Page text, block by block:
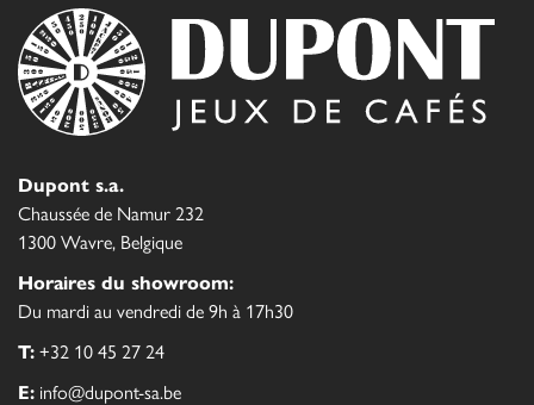
Dupont s.a.
Chaussée de Namur 232
1300 Wavre, Belgique
Horaires du showroom:
Du mardi au vendredi de 9h à 17h30
T: +32 10 45 27 24
E: info@dupont-sa.be